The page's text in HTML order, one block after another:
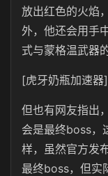
放出红色的火焰
外，他还会用手
式与蒙格温武器
[虎牙奶瓶加速器]
但也有网友指出
会是最终boss，
样，虽然官方发
最终boss，但实